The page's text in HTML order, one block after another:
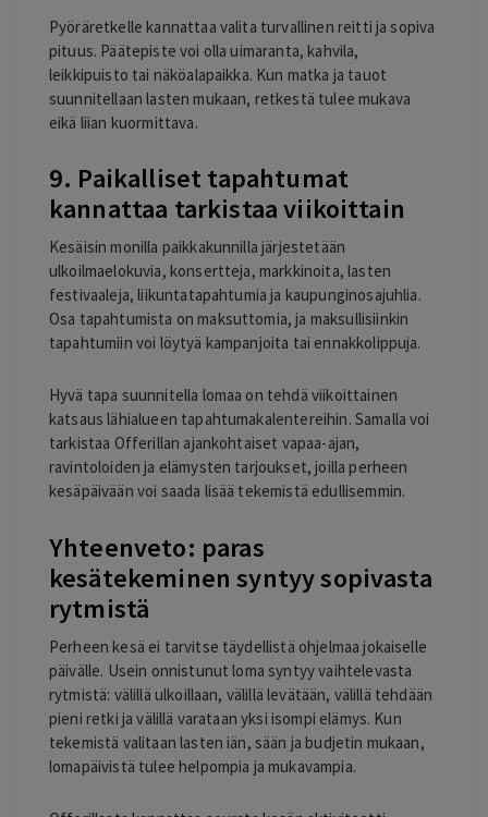
Pyöräretkelle kannattaa valita turvallinen reitti ja sopiva
pituus. Päätepiste voi olla uimaranta, kahvila,
leikkipuisto tai näköalapaikka. Kun matka ja tauot
suunnitellaan lasten mukaan, retkestä tulee mukava
eikä liian kuormittava.
9. Paikalliset tapahtumat
kannattaa tarkistaa viikoittain
Kesäisin monilla paikkakunnilla järjestetään
ulkoilmaelokuvia, konsertteja, markkinoita, lasten
festivaaleja, liikuntatapahtumia ja kaupunginosajuhlia.
Osa tapahtumista on maksuttomia, ja maksullisiinkin
tapahtumiin voi löytyä kampanjoita tai ennakkolippuja.
Hyvä tapa suunnitella lomaa on tehdä viikoittainen
katsaus lähialueen tapahtumakalentereihin. Samalla voi
tarkistaa Offerillan ajankohtaiset vapaa-ajan,
ravintoloiden ja elämysten tarjoukset, joilla perheen
kesäpäivään voi saada lisää tekemistä edullisemmin.
Yhteenveto: paras
kesätekeminen syntyy sopivasta
rytmistä
Perheen kesä ei tarvitse täydellistä ohjelmaa jokaiselle
päivälle. Usein onnistunut loma syntyy vaihtelevasta
rytmistä: välillä ulkoillaan, välillä levätään, välillä tehdään
pieni retki ja välillä varataan yksi isompi elämys. Kun
tekemistä valitaan lasten iän, sään ja budjetin mukaan,
lomapäivistä tulee helpompia ja mukavampia.